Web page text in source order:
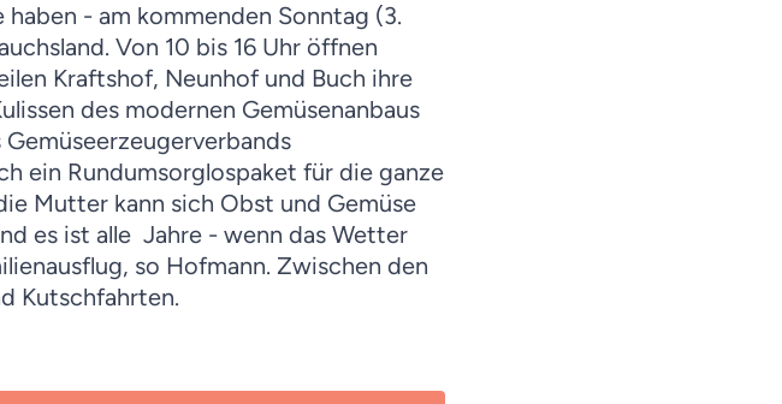
- am kommenden Sonntag (3.
Von 10 bis 16 Uhr öffnen
Kraftshof, Neunhof und Buch ihre
des modernen Gemüsenanbaus
ein Rundumsorglospaket für die ganze
Mutter kann sich Obst und Gemüse
es ist alle Jahre - wenn das Wetter
so Hofmann. Zwischen den
Kutschfahrten.